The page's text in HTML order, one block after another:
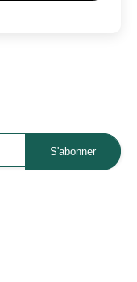
S'abonner